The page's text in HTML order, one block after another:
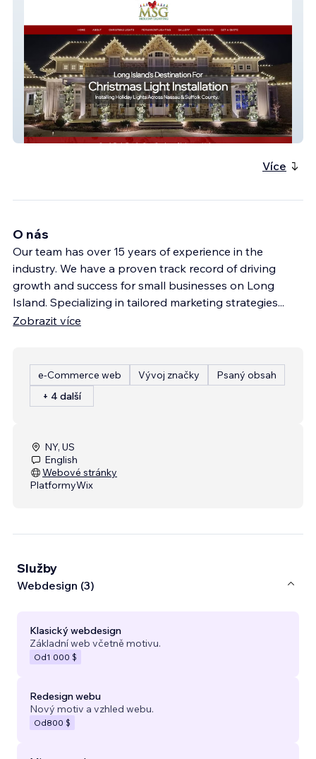
MSG Holiday Lighting
Více
O nás
Our team has over 15 years of experience in the
industry. We have a proven track record of driving
growth and success for small businesses on Long
Island. Specializing in tailored marketing strategies...
Zobrazit více
e‑Commerce web Vývoj značky
Psaný obsah
+ 4 další
NY, US
English
Webové stránky
PlatformyWix
Služby
Webdesign (3)
Klasický webdesign
Základní web včetně motivu.
Od1 000 $
Redesign webu
Nový motiv a vzhled webu.
Od800 $